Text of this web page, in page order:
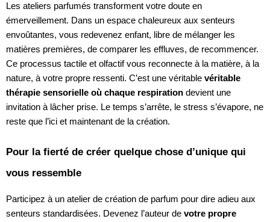
Les ateliers parfumés transforment votre doute en
émerveillement. Dans un espace chaleureux aux senteurs
envoûtantes, vous redevenez enfant, libre de mélanger les
matières premières, de comparer les effluves, de recommencer.
Ce processus tactile et olfactif vous reconnecte à la matière, à la
nature, à votre propre ressenti. C’est une véritable véritable
thérapie sensorielle où chaque respiration devient une
invitation à lâcher prise. Le temps s’arrête, le stress s’évapore, ne
reste que l’ici et maintenant de la création.
Pour la fierté de créer quelque chose d’unique qui
vous ressemble
Participez à un atelier de création de parfum pour dire adieu aux
senteurs standardisées. Devenez l’auteur de votre propre